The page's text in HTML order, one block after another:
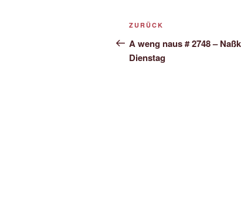
Beitrags-
Navigation
Vorheriger
Beitrag
ZURÜCK
A weng naus # 2748 –
Dienstag